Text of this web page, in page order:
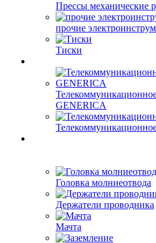
Прессы механические
прочие
Тиски
GENERICA
Головка молниеотвода
Держатели проводника
Мачта